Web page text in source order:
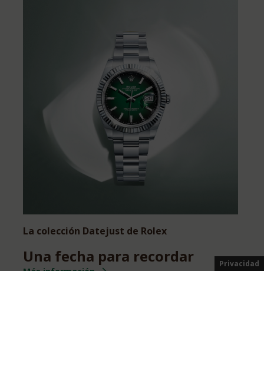
La colección Datejust de Rolex
Una fecha para recordar
Más información
Privacidad